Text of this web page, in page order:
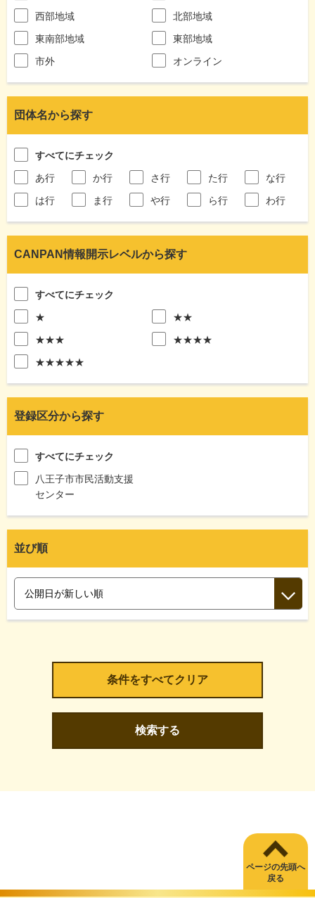
西部地域
北部地域
東南部地域
東部地域
市外
オンライン
団体名から探す
すべてにチェック
あ行
か行 さ行 た行
な行
は行
ま行 や行 ら行 わ行
CANPAN情報開示レベルから探す
すべてにチェック
★
★★
★★★
★★★★
★★★★★
登録区分から探す
すべてにチェック
八王子市市民活動支援
センター
並び順
検索する
ページの先頭へ
戻る